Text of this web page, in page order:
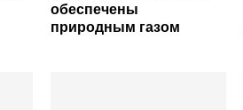
обеспечены
природным газом